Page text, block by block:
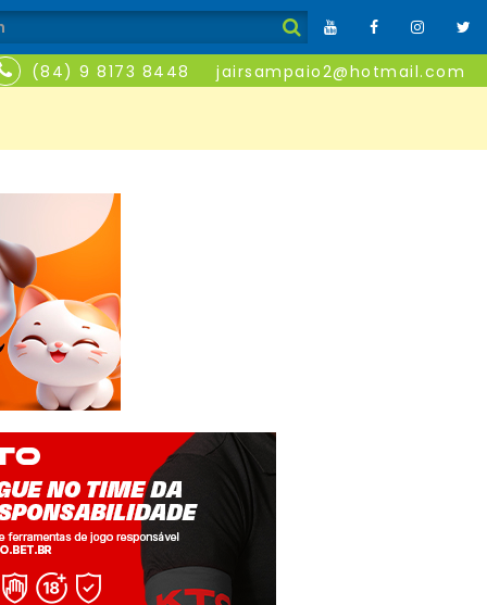
(84) 9 8173 8448 jairsampaio2@hotmail.com